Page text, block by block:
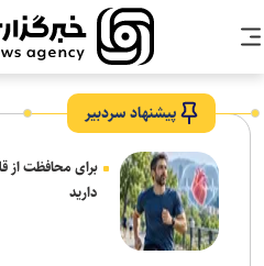
پیشنهاد سردبیر
برای محافظت از
دارید